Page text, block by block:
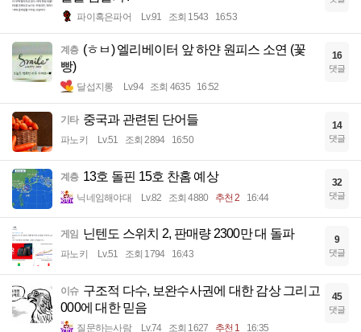
파이혹은파어 Lv.91 조회 1543 16:53
계층 (ㅎㅂ) 엘리베이터 앞 하얀 원피스 소연 (꽃
빵)
달섭지롱 Lv.94 조회 4635 16:52
16
댓글
기타 중국과 관련된 단어들
파노키 Lv.51 조회 2894 16:50
14
댓글
계층 13호 돌핀 15호 찬홈 예상
닉네임해야대 Lv.82 조회 4880 추천 2 16:44
32
댓글
게임 닌텐도 스위치 2, 판매량 2300만 대 돌파
파노키 Lv.51 조회 1794 16:43
9
댓글
이슈 구조적 다수, 보완수사권에 대한 감상 그리고
000에 대한 믿음
질문하는사람 Lv.74 조회 1627 추천 1 16:35
45
댓글